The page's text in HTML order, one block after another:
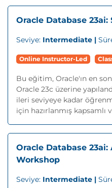
Oracle Database 23ai:
Seviye: Intermediate |
Online Instructor-Led
Bu eğitim, Oracle'ın en
Oracle 23c üzerine
ileri seviyeye kadar
için hazırlanmış kapsamlı
Oracle Database
Workshop
Seviye: Intermediate |